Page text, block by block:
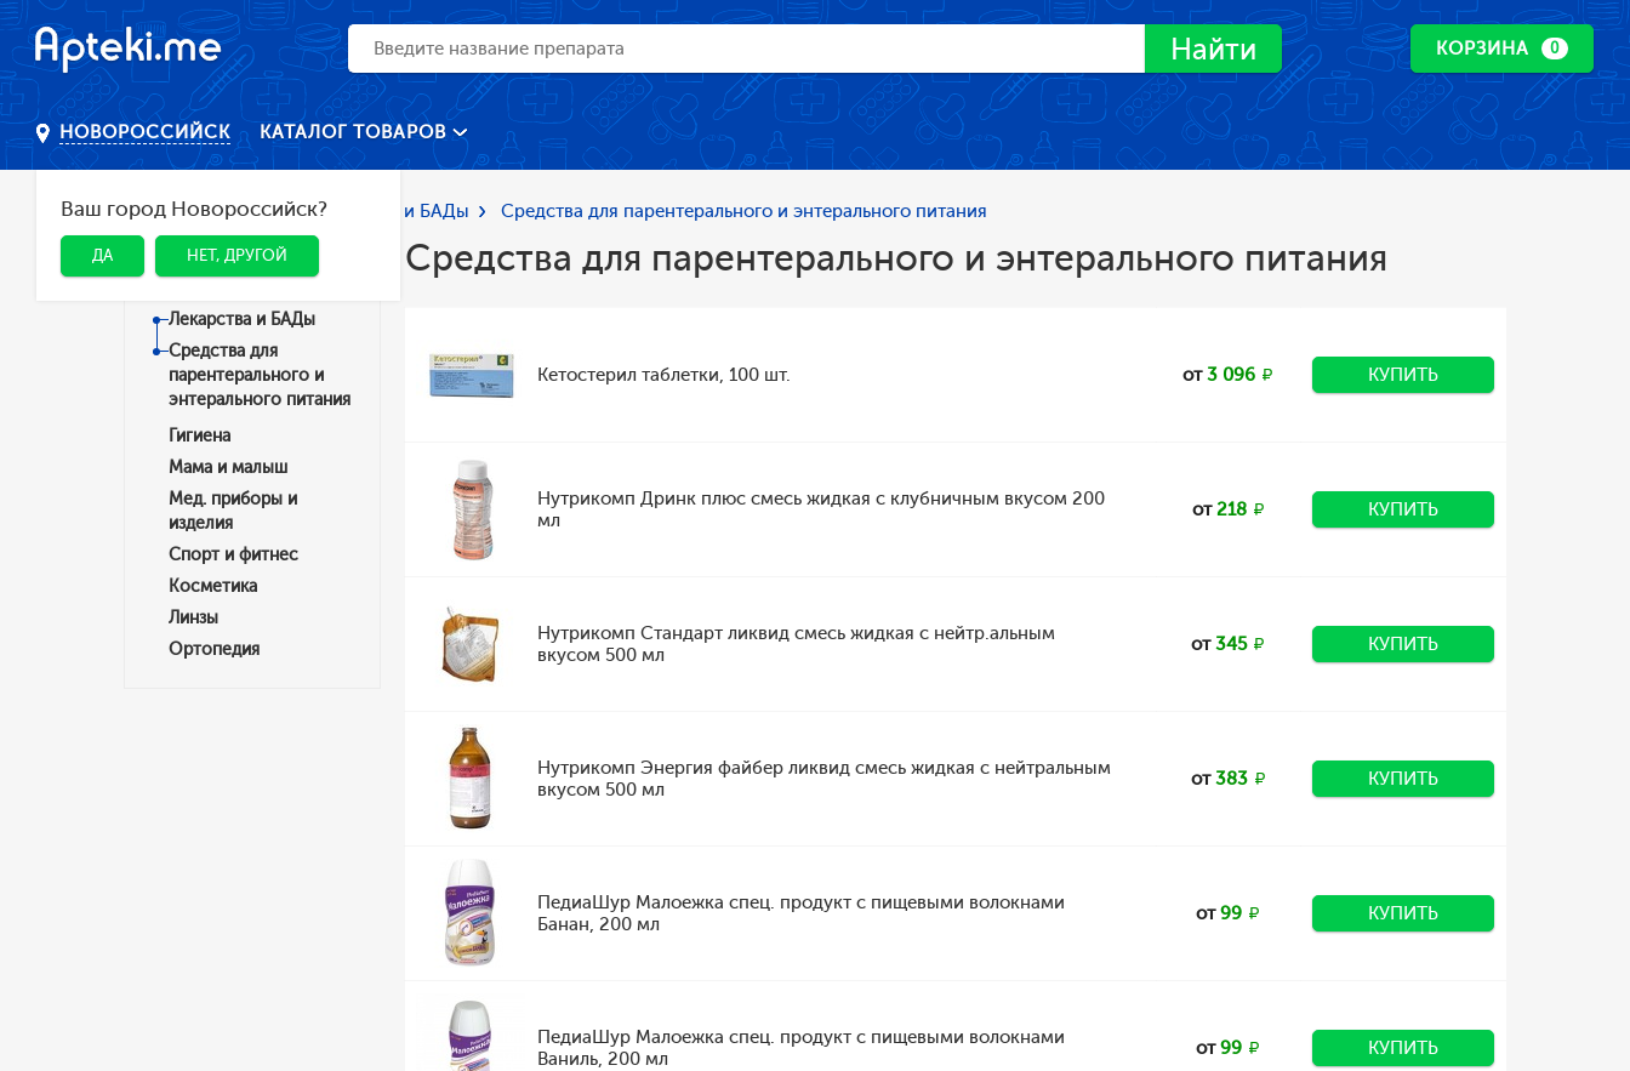
Найти КОРЗИНА 0
НОВОРОССИЙСК
Ваш город Новороссийск?
ДА НЕТ, ДРУГОЙ
КАТАЛОГ ТОВАРОВ
Главная Каталог Лекарства и БАДы Средства для парентерального и энтерального питания
Категории
Лекарства и БАДы
Средства для
парентерального и
энтерального питания
Гигиена
Мама и малыш
Мед. приборы и
изделия
Спорт и фитнес
Косметика
Линзы
Ортопедия
Средства для парентерального и энтерального питания
Кетостерил таблетки, 100 шт. от3 096 КУПИТЬ
Нутрикомп Дринк плюс смесь жидкая с клубничным вкусом 200
мл
от218 КУПИТЬ
Нутрикомп Стандарт ликвид смесь жидкая с нейтр.альным
вкусом 500 мл
от345 КУПИТЬ
Нутрикомп Энергия файбер ликвид смесь жидкая с нейтральным
вкусом 500 мл
от383 КУПИТЬ
ПедиаШур Малоежка спец. продукт с пищевыми волокнами
Банан, 200 мл
от99 КУПИТЬ
ПедиаШур Малоежка спец. продукт с пищевыми волокнами
Ваниль, 200 мл
от99 КУПИТЬ